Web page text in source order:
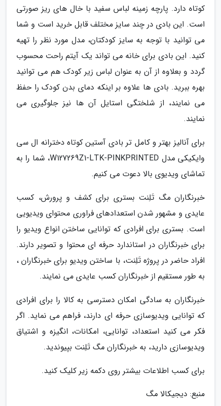
کوتاه دارد. پارچه زمینه لباس سفید با خال های ریز صورتی
است. این بادی در چند سایز مختلف قابل خرید است و شما
می توانید با توجه به سایز کودکتان، مدل مورد نظر را تهیه
کنید. این بادی برای خانه می تواند یک آیتم راحت محسوب
گردد و بعلاوه از آن به عنوان لباس زیر کودک هم می توانید
بهره ببرید. بادی ها علاوه بر اینکه دمای بدن کودک را حفظ
می نمایند، از شلختگی استایل آن ها نیز جلوگیری می
نمایند.
برای آنالیز بهتر و کامل تر بادی آستین کوتاه دخترانه ال سی
وایکیکی مدل W127269Z1-LTK-PINKPRINTED، شما را به
تماشای ویدیوی بالا دعوت می کنیم.
خبرنگاران مگ تَلِنت بستری برای کشف و پرورش، کسب
عایدی و مشهور شدن استعدادهای فراوری محتوای ویدیویی
است. بستری برای افرادی که توانایی ساختن انواع ویدیو را
برای خبرنگاران در استاندارد حرفه ای محتوا و تصویر دارند.
افراد حاضر در پروژه تَلِنت، با ساختن ویدیو برای خبرنگاران ،
به طور مستقیم از خبرنگاران کسب عایدی می نمایند.
خبرنگاران به سادگی امکان دسترسی به کالا را برای افرادی
که توانایی ویدیوسازی حرفه ای دارند، فراهم می نماید. اگر
فکر می کنید استعداد، توانایی، امکانات، انگیزه و اشتیاق
ویدیوسازی دارید، به خبرنگاران مگ تَلِنت بپیوندید.
برای کسب اطلاعات بیشتر روی دکمه زیر کلیک کنید.
منبع: دیجیکالا مگ